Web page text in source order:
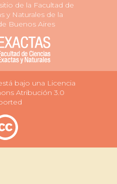
de la Facultad de
y Naturales de la
Buenos Aires
bajo una Licencia
Atribución 3.0